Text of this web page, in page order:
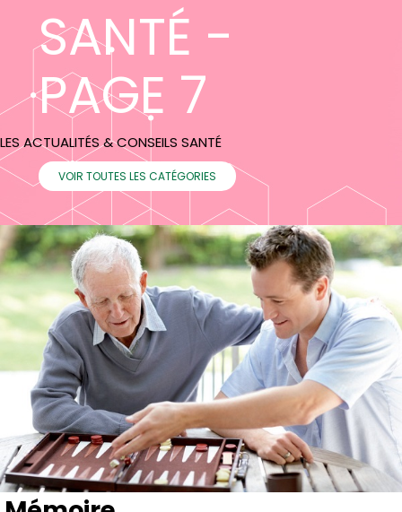
SANTÉ -
PAGE 7
LES ACTUALITÉS & CONSEILS SANTÉ
VOIR TOUTES LES CATÉGORIES